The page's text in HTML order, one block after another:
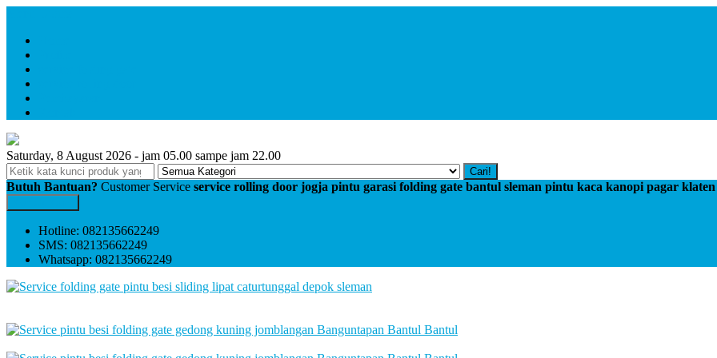
Saturday, 8 August 2026 - jam 05.00 sampe jam 22.00
Cari!
Butuh Bantuan? Customer Service service rolling door jogja pintu garasi folding gate bantul sleman pintu kaca kanopi pagar klaten
Hotline: 082135662249
SMS: 082135662249
Whatsapp: 082135662249